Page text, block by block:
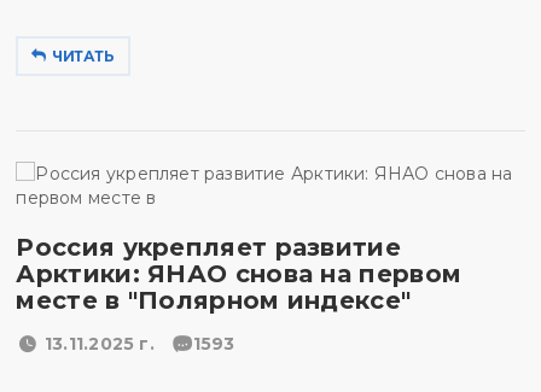
ЧИТАТЬ
Россия укрепляет развитие
Арктики: ЯНАО снова на первом
месте в "Полярном индексе"
13.11.2025 г. 1593